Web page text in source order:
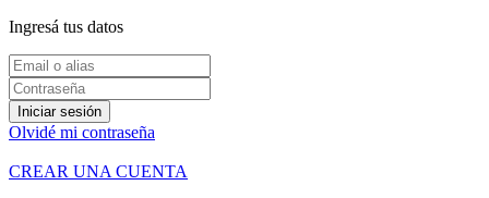
Ingresá tus datos
Iniciar sesión
Olvidé mi contraseña
CREAR UNA CUENTA